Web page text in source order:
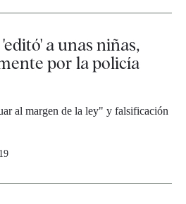
a unas niñas,
por la policía
al margen de la ley" y falsificación